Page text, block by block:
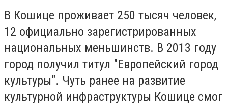
В Кошице проживает 250 тысяч человек,
12 официально зарегистрированных
национальных меньшинств. В 2013 году
город получил титул "Европейский город
культуры". Чуть ранее на развитие
культурной инфраструктуры Кошице смог